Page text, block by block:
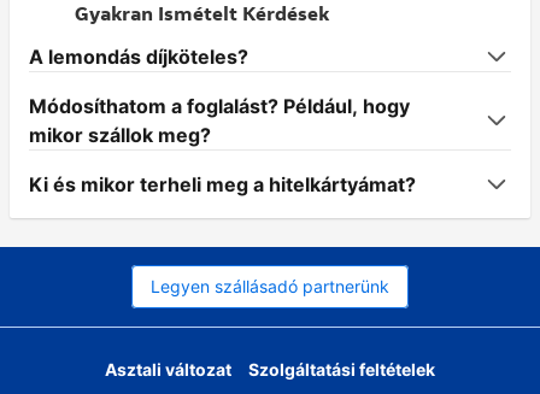
Gyakran Ismételt Kérdések
A lemondás díjköteles?
Módosíthatom a foglalást? Például, hogy
mikor szállok meg?
Ki és mikor terheli meg a hitelkártyámat?
Legyen szállásadó partnerünk
Asztali változat
Szolgáltatási feltételek